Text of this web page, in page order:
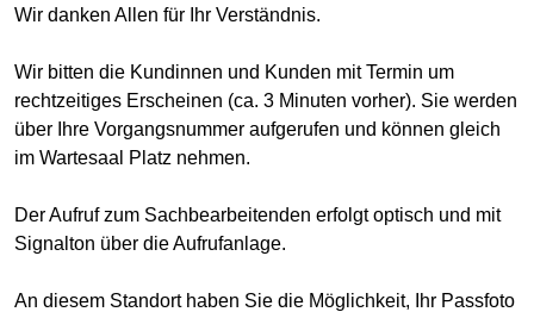
Wir danken Allen für Ihr Verständnis.
Wir bitten die Kundinnen und Kunden mit Termin um
rechtzeitiges Erscheinen (ca. 3 Minuten vorher). Sie werden
über Ihre Vorgangsnummer aufgerufen und können gleich
im Wartesaal Platz nehmen.
Der Aufruf zum Sachbearbeitenden erfolgt optisch und mit
Signalton über die Aufrufanlage.
An diesem Standort haben Sie die Möglichkeit, Ihr Passfoto